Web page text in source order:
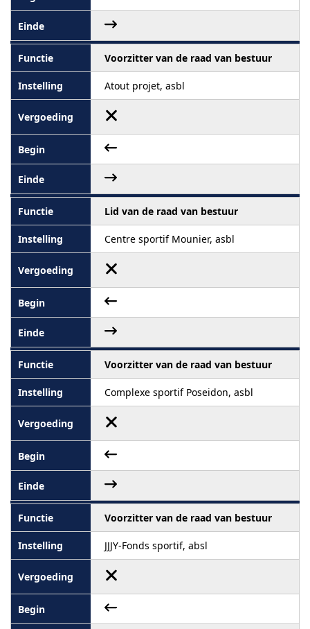
Voorzitter van de raad van bestuur
Atout projet, asbl
Lid van de raad van bestuur
Centre sportif Mounier, asbl
Voorzitter van de raad van bestuur
Complexe sportif Poseidon, asbl
Voorzitter van de raad van bestuur
JJJY-Fonds sportif, absl